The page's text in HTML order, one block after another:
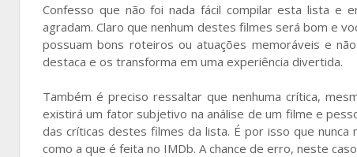
Confesso que não foi nada fácil compilar esta lista e
agradam. Claro que nenhum destes filmes será bom e
possuam bons roteiros ou atuações memoráveis e
destaca e os transforma em uma experiência divertida.
Também é preciso ressaltar que nenhuma crítica,
existirá um fator subjetivo na análise de um filme e
das críticas destes filmes da lista. É por isso que nunca
como a que é feita no IMDb. A chance de erro, neste